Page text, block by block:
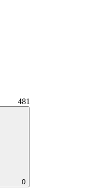
481
0